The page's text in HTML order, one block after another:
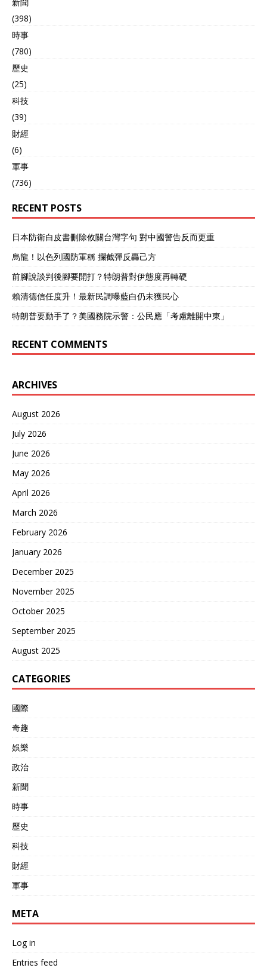
新聞
(398)
時事
(780)
歷史
(25)
科技
(39)
財經
(6)
軍事
(736)
RECENT POSTS
日本防衛白皮書刪除攸關台灣字句 對中國警告反而更重
烏龍！以色列國防軍稱 攔截彈反轟己方
前腳說談判後腳要開打？特朗普對伊態度再轉硬
賴清德信任度升！最新民調曝藍白仍未獲民心
特朗普要動手了？美國務院示警：公民應「考慮離開中東」
RECENT COMMENTS
ARCHIVES
August 2026
July 2026
June 2026
May 2026
April 2026
March 2026
February 2026
January 2026
December 2025
November 2025
October 2025
September 2025
August 2025
CATEGORIES
國際
奇趣
娛樂
政治
新聞
時事
歷史
科技
財經
軍事
META
Log in
Entries feed